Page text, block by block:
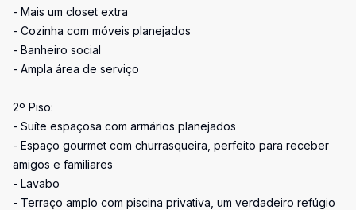
- Mais um closet extra
- Cozinha com móveis planejados
- Banheiro social
- Ampla área de serviço
2º Piso:
- Suíte espaçosa com armários planejados
- Espaço gourmet com churrasqueira, perfeito para receber
amigos e familiares
- Lavabo
- Terraço amplo com piscina privativa, um verdadeiro refúgio